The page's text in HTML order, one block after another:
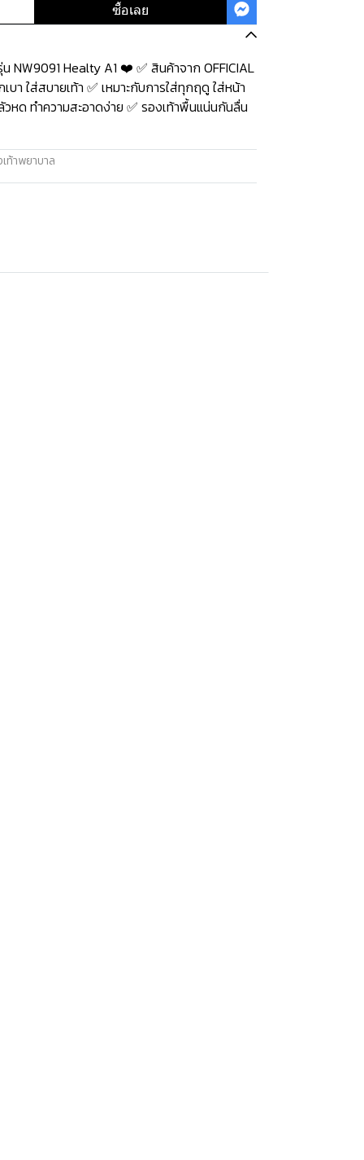
ซื้อเลย
NW9091 Healty A1 ❤️ ✅ สินค้าจาก OFFICIAL
บา ใส่สบายเท้า ✅ เหมาะกับการใส่ทุกฤดู ใส่หน้า
หด ทำความสะอาดง่าย ✅ รองเท้าพื้นแน่นกันลื่น
ท้าพยาบาล